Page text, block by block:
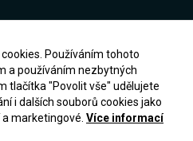
Používáním tohoto
a používáním nezbytných
tlačítka "Povolit vše" udělujete
i dalších souborů cookies jako
marketingové. Více informací